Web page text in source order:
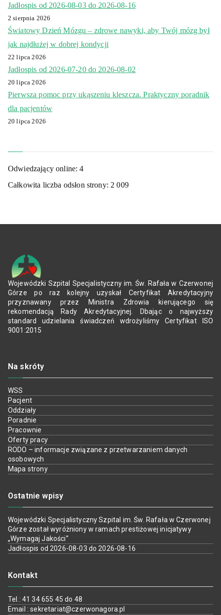
Jadłospis od 2026-08-03 do 2026-08-16
2 sierpnia 2026
Światowy Dzień Mózgu – zdrowe nawyki, aby Twój mózg był
jak najdłużej w dobrej kondycji
22 lipca 2026
Jadłospis od 2026-07-20 do 2026-08-02
20 lipca 2026
Pierwsza pomoc przy ukąszeniu kleszcza. Praktyczny poradnik
dla pacjentów
20 lipca 2026
Odwiedzający online:4
Całkowita liczba odsłon strony: 2 009
Wojewódzki Szpital Specjalistyczny im. Św. Rafała w Czerwonej
Górze po raz kolejny uzyskał Certyfikat Akredytacyjny
przyznawany przez Ministra Zdrowia kierującego się
rekomendacją Rady Akredytacyjnej. Dbając o najwyższy
standard udzielania świadczeń wdrożyliśmy Certyfikat ISO
9001:2015
Na skróty
WSS
Pacjent
Oddziały
Poradnie
Pracownie
Oferty pracy
RODO – informacje związane z przetwarzaniem danych
osobowych
Mapa strony
Ostatnie wpisy
Wojewódzki Specjalistyczny Szpital im. Św. Rafała w Czerwonej
Górze został wyróżniony w ramach prestiżowej inicjatywy
„Wymagaj Jakości”
Jadłospis od 2026-08-03 do 2026-08-16
Kontakt
Tel.: 41 34 655 45 do 48
Email : sekretariat@czerwonagora.pl